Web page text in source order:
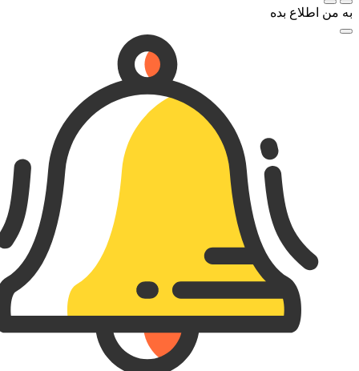
به من اطلاع بده